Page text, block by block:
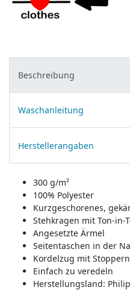
Beschreibung
Waschanleitung
Herstellerangaben
300 g/m²
100% Polyester
Kurzgeschorenes,
Stehkragen mit Ton-in-
Angesetzte Ärmel
Seitentaschen in der
Kordelzug mit
Einfach zu veredeln
Herstellungsland: